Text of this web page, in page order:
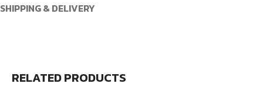
SHIPPING & DELIVERY
RELATED PRODUCTS